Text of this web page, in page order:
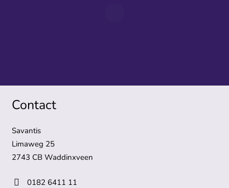
Contact
Savantis
Limaweg 25
2743 CB Waddinxveen
0182 6411 11